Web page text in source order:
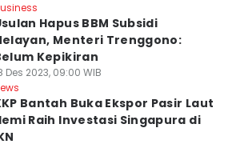
Hapus BBM Subsidi
Menteri Trenggono:
Kepikiran
Des 2023, 09:00 WIB
Bantah Buka Ekspor Pasir Laut
Raih Investasi Singapura di